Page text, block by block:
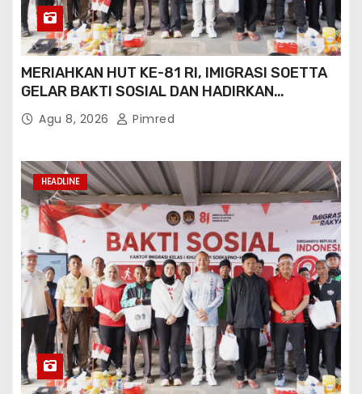
MERIAHKAN HUT KE-81 RI, IMIGRASI SOETTA
GELAR BAKTI SOSIAL DAN HADIRKAN
LAYANAN PASPOR DI AKHIR PEKAN
Agu 8, 2026 Pimred
HEADLINE